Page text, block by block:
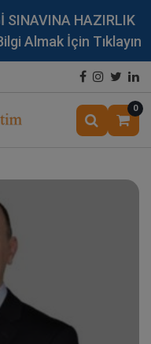
SINAVINA HAZIRLIK
Almak İçin Tıklayın
0